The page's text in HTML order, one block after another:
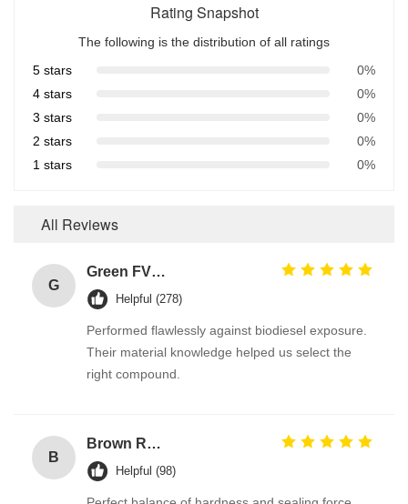
Rating Snapshot
The following is the distribution of all ratings
5 stars
0%
4 stars
0%
3 stars
0%
2 stars
0%
1 stars
0%
All Reviews
G
Green FVMQ Fluorosilicone Heat Resistant O Ring Manufacturer For Refining Oil Equipment
Helpful (278)
Performed flawlessly against biodiesel exposure.
Their material knowledge helped us select the
right compound.
B
Brown Reddish FPM 90A High Pressure Resistance FKM O Ring Hydraulic Seals Manufacturer
Helpful (98)